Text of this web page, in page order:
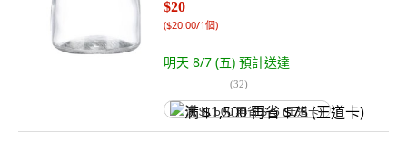
$20
($20.00/1個)
明天 8/7 (五) 預計送達
(32)
满 $1,500 再省 $75 (王道卡)